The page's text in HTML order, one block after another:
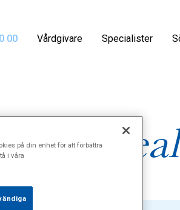
00 Vårdgivare Specialister
på din enhet för att förbättra
i våra